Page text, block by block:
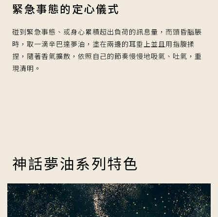
緊急事態的定心儀式
碰到緊急事態、或身心累積超出負荷的訊息量，而頭昏腦脹
時，取一滴辛巴達夢油，塗在兩邊的耳垂上並且用指腹揉
捏，隨著香氣擴散，依照自己的節奏慢慢地吸氣、吐氣，重
現清明。
神話夢油系列特色